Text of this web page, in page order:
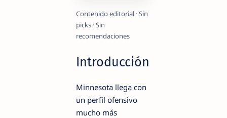
Contenido editorial · Sin
picks · Sin
recomendaciones
Introducción
Minnesota llega con
un perfil ofensivo
mucho más